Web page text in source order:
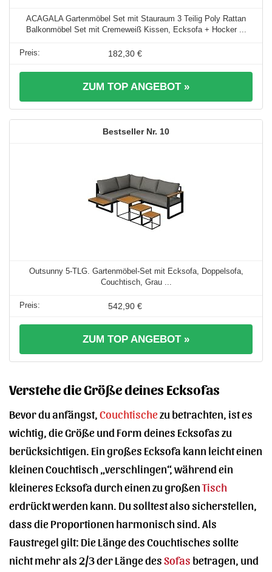
ACAGALA Gartenmöbel Set mit Stauraum 3 Teilig Poly Rattan
Balkonmöbel Set mit Cremeweiß Kissen, Ecksofa + Hocker ...
182,30 €
ZUM TOP ANGEBOT »
10
Outsunny 5-TLG. Gartenmöbel-Set mit Ecksofa, Doppelsofa,
Couchtisch, Grau ...
542,90 €
ZUM TOP ANGEBOT »
Verstehe die Größe deines Ecksofas
Bevor du anfängst, Couchtischezu betrachten, ist es
wichtig, die Größe und Form deines Ecksofas zu
berücksichtigen. Ein großes Ecksofa kann leicht einen
kleinen Couchtisch „verschlingen“, während ein
kleineres Ecksofa durch einen zu großenTisch
erdrückt werden kann. Du solltest also sicherstellen,
dass die Proportionen harmonisch sind. Als
Faustregel gilt: Die Länge des Couchtisches sollte
nicht mehr als 2/3 der Länge desSofas betragen, und